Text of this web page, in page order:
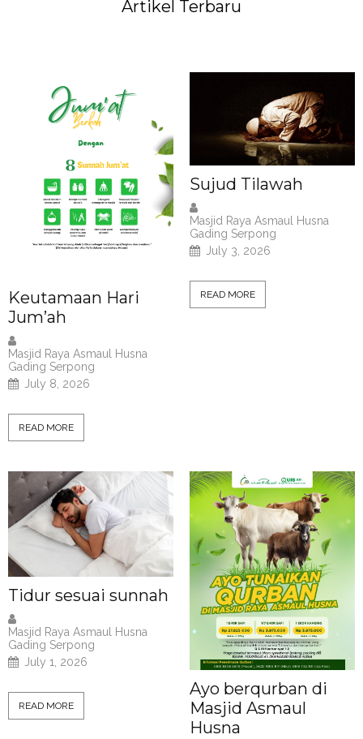
Artikel Terbaru
Keutamaan Hari
Jum’ah
Masjid Raya Asmaul Husna
Gading Serpong
July 8, 2026
READ MORE
Sujud Tilawah
Masjid Raya Asmaul Husna
Gading Serpong
July 3, 2026
READ MORE
Tidur sesuai sunnah
Masjid Raya Asmaul Husna
Gading Serpong
July 1, 2026
READ MORE
Ayo berqurban di
Masjid Asmaul
Husna